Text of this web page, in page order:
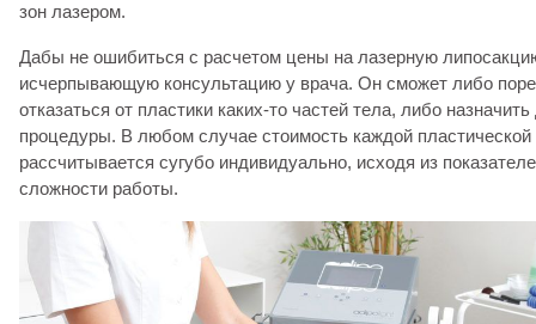
зон лазером.
Дабы не ошибиться с расчетом цены на лазерную
исчерпывающую консультацию у врача. Он сможет либо
отказаться от пластики каких-то частей тела, либо
процедуры. В любом случае стоимость каждой пластической
рассчитывается сугубо индивидуально, исходя из
сложности работы.